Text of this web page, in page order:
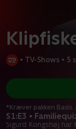
• TV-Shows • 5
S1:E3 •
Sigurd Kongshøj
*Kræver pakken Basis.